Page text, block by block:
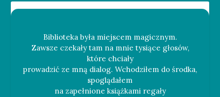
Biblioteka była miejscem magicznym.
Zawsze czekały tam na mnie tysiące głosów,
które chciały
prowadzić ze mną dialog. Wchodziłem do środka,
spoglądałem
na zapełnione książkami regały